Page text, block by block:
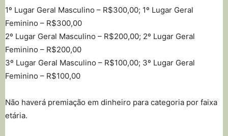
1º Lugar Geral Masculino – R$300,00; 1º Lugar Geral
Feminino – R$300,00
2º Lugar Geral Masculino – R$200,00; 2º Lugar Geral
Feminino – R$200,00
3º Lugar Geral Masculino – R$100,00; 3º Lugar Geral
Feminino – R$100,00
Não haverá premiação em dinheiro para categoria por faixa
etária.